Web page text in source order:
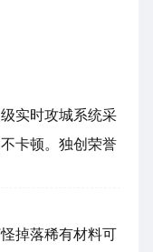
实时攻城系统采
卡顿。独创荣誉
掉落稀有材料可